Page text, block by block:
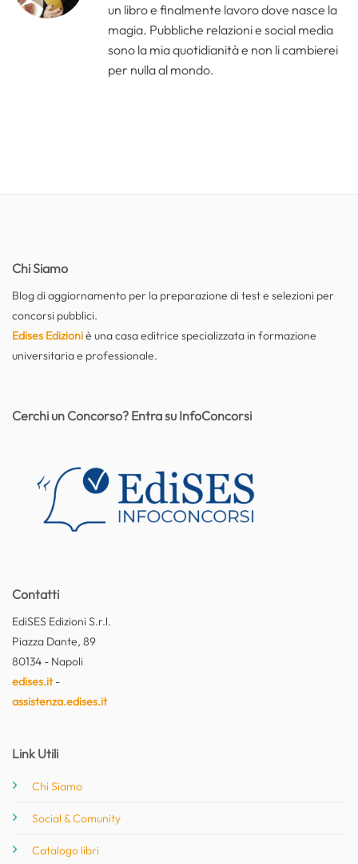
un libro e finalmente lavoro dove nasce la
magia. Pubbliche relazioni e social media
sono la mia quotidianità e non li cambierei
per nulla al mondo.
Chi Siamo
Blog di aggiornamento per la preparazione di test e selezioni per
concorsi pubblici.
Edises Edizioniè una casa editrice specializzata in formazione
universitaria e professionale.
Contatti
EdiSES Edizioni S.r.l.
Piazza Dante, 89
80134 - Napoli
edises.it-
assistenza.edises.it
Link Utili
Chi Siamo
Social & Comunity
Catalogo libri
Cerchi un Concorso? Entra su InfoConcorsi